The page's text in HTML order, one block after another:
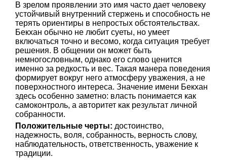
В зрелом проявлении это имя часто дает человеку
устойчивый внутренний стержень и способность не
терять ориентиры в непростых обстоятельствах.
Бекхан обычно не любит суеты, но умеет
включаться точно и весомо, когда ситуация требует
решения. В общении он может быть
немногословным, однако его слово ценится
именно за редкость и вес. Такая манера поведения
формирует вокруг него атмосферу уважения, а не
поверхностного интереса. Значение имени Бекхан
здесь особенно заметно: власть понимается как
самоконтроль, а авторитет как результат личной
собранности.
Положительные черты: достоинство,
надежность, воля, собранность, верность слову,
наблюдательность, ответственность, уважение к
традиции.